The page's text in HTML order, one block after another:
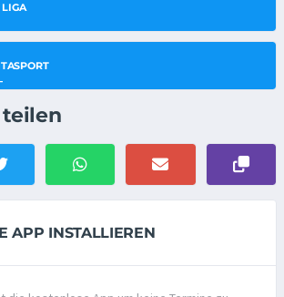
LIGA
teilen
APP INSTALLIEREN